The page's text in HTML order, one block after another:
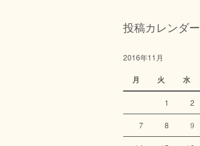
投稿カレンダー
2016年11月
月 火 水
1 2
7 8 9